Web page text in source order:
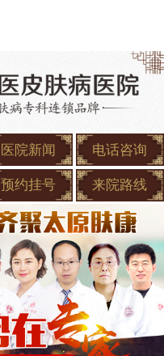
医院新闻 电话咨询
预约挂号 来院路线